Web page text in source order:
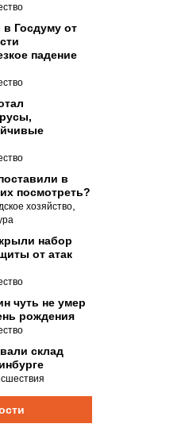
Госдуму от
падение
в
посмотреть?
хозяйство
набор
от атак
чуть не умер
рождения
склад